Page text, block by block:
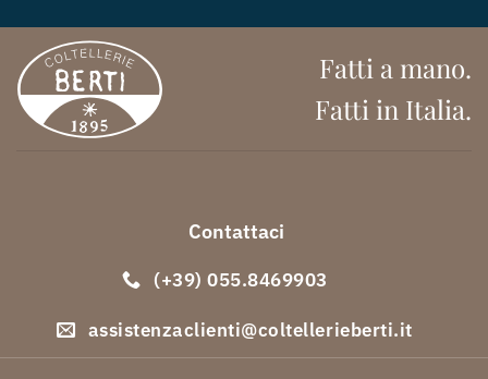
Fatti a mano.
Fatti in Italia.
Contattaci
(+39) 055.8469903
assistenzaclienti@coltellerieberti.it